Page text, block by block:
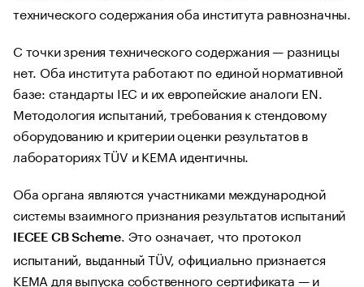
технического содержания оба института равнозначны.
С точки зрения технического содержания — разницы
нет. Оба института работают по единой нормативной
базе: стандарты IEC и их европейские аналоги EN.
Методология испытаний, требования к стендовому
оборудованию и критерии оценки результатов в
лабораториях TÜV и KEMA идентичны.
Оба органа являются участниками международной
системы взаимного признания результатов испытаний
IECEE CB Scheme. Это означает, что протокол
испытаний, выданный TÜV, официально признается
KEMA для выпуска собственного сертификата — и